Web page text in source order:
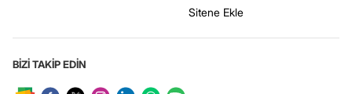
Sitene Ekle
BİZİ TAKİP EDİN